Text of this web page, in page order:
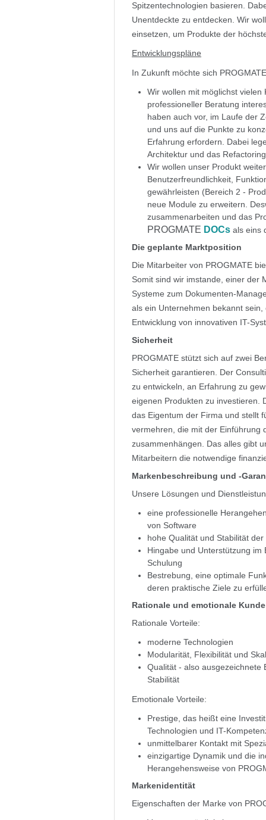
Spitzentechnologien basieren.
Unentdeckte zu entdecken. Wir
einsetzen, um Produkte der
Entwicklungspläne
In Zukunft möchte sich
Wir wollen mit möglichst
professioneller Beratung
haben auch vor, im Laufe der
und uns auf die Punkte zu
Erfahrung erfordern. Dabei
Architektur und das
Wir wollen unser Produkt
Benutzerfreundlichkeit,
gewährleisten (Bereich 2 -
neue Module zu erweitern.
zusammenarbeiten und das
PROGMATE DOCs als eins
Die geplante Marktposition
Die Mitarbeiter von PROGMATE
Somit sind wir imstande, einer der
Systeme zum Dokumenten-
als ein Unternehmen bekannt
Entwicklung von innovativen IT-
Sicherheit
PROGMATE stützt sich auf zwei
Sicherheit garantieren. Der
zu entwickeln, an Erfahrung zu
eigenen Produkten zu investieren.
das Eigentum der Firma und stellt
vermehren, die mit der Einführung
zusammenhängen. Das alles gibt
Mitarbeitern die notwendige
Markenbeschreibung und -
Unsere Lösungen und
eine professionelle
von Software
hohe Qualität und Stabilität
Hingabe und Unterstützung
Schulung
Bestrebung, eine optimale
deren praktische Ziele zu
Rationale und emotionale
Rationale Vorteile:
moderne Technologien
Modularität, Flexibilität und
Qualität - also ausgezeichnete
Stabilität
Emotionale Vorteile:
Prestige, das heißt eine
Technologien und IT-
unmittelbarer Kontakt mit
einzigartige Dynamik und die
Herangehensweise von
Markenidentität
Eigenschaften der Marke von